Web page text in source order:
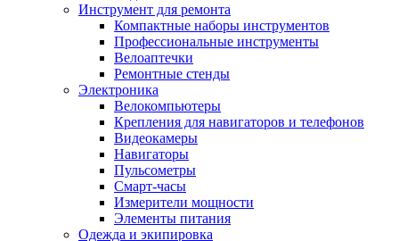
Инструмент для ремонта
Компактные наборы инструментов
Профессиональные инструменты
Велоаптечки
Ремонтные стенды
Электроника
Велокомпьютеры
Крепления для навигаторов и телефонов
Видеокамеры
Навигаторы
Пульсометры
Смарт-часы
Измерители мощности
Элементы питания
Одежда и экипировка